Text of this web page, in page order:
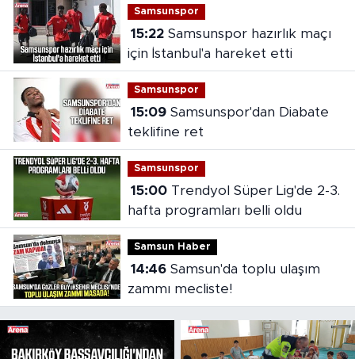
Samsunspor
15:22Samsunspor hazırlık maçı
için İstanbul'a hareket etti
Samsunspor
15:09Samsunspor'dan Diabate
teklifine ret
Samsunspor
15:00Trendyol Süper Lig'de 2-3.
hafta programları belli oldu
Samsun Haber
14:46Samsun'da toplu ulaşım
zammı mecliste!